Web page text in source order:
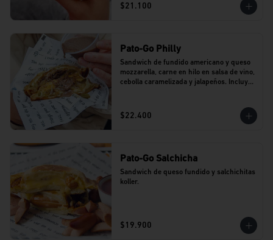
$21.100
Pato-Go Philly
Sandwich de fundido americano y queso
mozzarella, carne en hilo en salsa de vino,
cebolla caramelizada y jalapeños. Incluye
$22.400
Pato-Go Salchicha
Sandwich de queso fundido y salchichitas
koller.
$19.900